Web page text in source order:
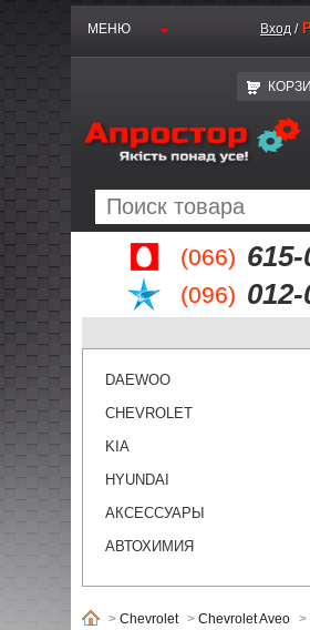
(066)
(096)
МЕНЮ Вход /
DAEWOO
CHEVROLET
KIA
HYUNDAI
АКСЕССУАРЫ
АВТОХИМИЯ
> Chevrolet > Chevrolet Aveo >